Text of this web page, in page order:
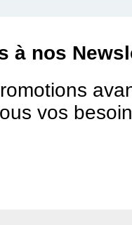
à nos
vos